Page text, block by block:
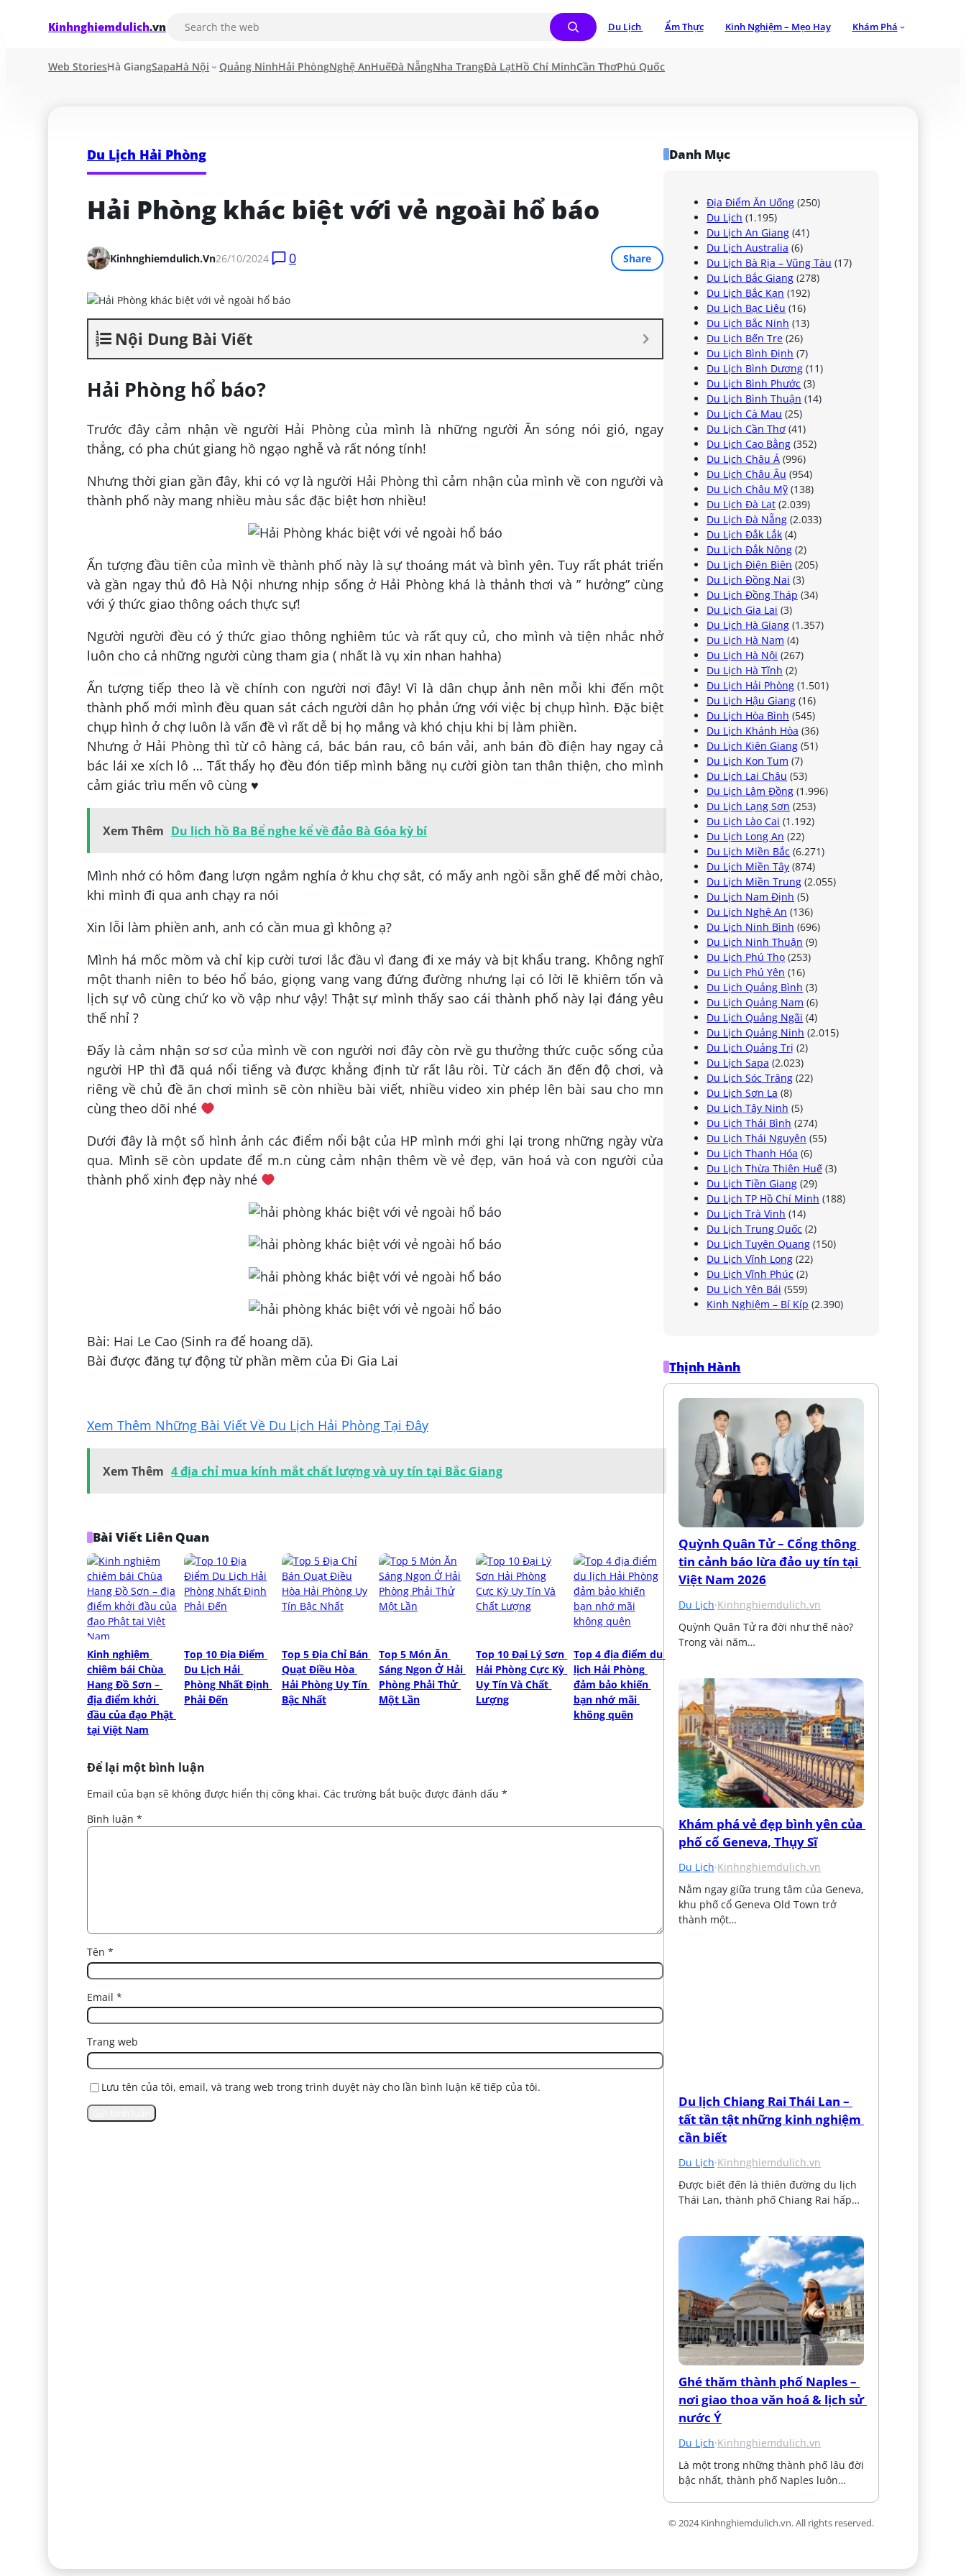
Kinhnghiemdulich.vn Du Lịch Ẩm Thực Kinh Nghiệm – Mẹo Hay Khám Phá
Web StoriesHà GiangSapaHà Nội Quảng NinhHải PhòngNghệ AnHuếĐà NẵngNha TrangĐà LạtHồ Chí MinhCần ThơPhú Quốc
Du Lịch Hải Phòng
Hải Phòng khác biệt với vẻ ngoài hổ báo
Kinhnghiemdulich.vn26/10/2024 0 Share
Nội Dung Bài Viết
Hải Phòng hổ báo?
Trước đây cảm nhận về người Hải Phòng của mình là những người Ăn sóng nói gió, ngay
thẳng, có pha chút giang hồ ngạo nghễ và rất nóng tính!
Nhưng thời gian gần đây, khi có vợ là người Hải Phòng thì cảm nhận của mình về con người và
thành phố này mang nhiều màu sắc đặc biệt hơn nhiều!
Ấn tượng đầu tiên của mình về thành phố này là sự thoáng mát và bình yên. Tuy rất phát triển
và gần ngay thủ đô Hà Nội nhưng nhịp sống ở Hải Phòng khá là thảnh thơi và ” hưởng” cùng
với ý thức giao thông oách thực sự!
Người người đều có ý thức giao thông nghiêm túc và rất quy củ, cho mình và tiện nhắc nhở
luôn cho cả những người cùng tham gia ( nhất là vụ xin nhan hahha)
Ấn tượng tiếp theo là về chính con người nơi đây! Vì là dân chụp ảnh nên mỗi khi đến một
thành phố mới mình đều quan sát cách người dân họ phản ứng với việc bị chụp hình. Đặc biệt
chụp hình ở chợ luôn là vấn đề vì rất dễ bị họ mắng và khó chịu khi bị làm phiền.
Nhưng ở Hải Phòng thì từ cô hàng cá, bác bán rau, cô bán vải, anh bán đồ điện hay ngay cả
bác lái xe xích lô … Tất thẩy họ đều đón tiếp mình bằng nụ cười giòn tan thân thiện, cho mình
cảm giác trìu mến vô cùng ♥️
Xem Thêm Du lịch hồ Ba Bể nghe kể về đảo Bà Góa kỳ bí
Mình nhớ có hôm đang lượn ngắm nghía ở khu chợ sắt, có mấy anh ngồi sẵn ghế để mời chào,
khi mình đi qua anh chạy ra nói
Xin lỗi làm phiền anh, anh có cần mua gì không ạ?
Mình há mốc mồm và chỉ kịp cười tươi lắc đầu vì đang đi xe máy và bịt khẩu trang. Không nghĩ
một thanh niên to béo hổ báo, giọng vang vang đứng đường nhưng lại có lời lẽ khiêm tốn và
lịch sự vô cùng chứ ko vồ vập như vậy! Thật sự mình thấy sao cái thành phố này lại đáng yêu
thế nhỉ ?
Đấy là cảm nhận sơ sơ của mình về con người nơi đây còn rvề gu thưởng thức cuộc sống của
người HP thì đã quá nổi tiếng và được khẳng định từ rất lâu rồi. Từ cách ăn đến độ chơi, và
riêng về chủ đề ăn chơi mình sẽ còn nhiều bài viết, nhiều video xin phép lên bài sau cho mn
cùng theo dõi nhé
Dưới đây là một số hình ảnh các điểm nổi bật của HP mình mới ghi lại trong những ngày vừa
qua. Mình sẽ còn update để m.n cùng cảm nhận thêm về vẻ đẹp, văn hoá và con người của
thành phố xinh đẹp này nhé
Bài: Hai Le Cao (Sinh ra để hoang dã).
Bài được đăng tự động từ phần mềm của Đi Gia Lai
Xem Thêm Những Bài Viết Về Du Lịch Hải Phòng Tại Đây
Xem Thêm 4 địa chỉ mua kính mắt chất lượng và uy tín tại Bắc Giang
Bài Viết Liên Quan
Kinh nghiệm
chiêm bái Chùa
Hang Đồ Sơn –
địa điểm khởi
đầu của đạo Phật
tại Việt Nam
Top 10 Địa Điểm
Du Lịch Hải
Phòng Nhất Định
Phải Đến
Top 5 Địa Chỉ Bán
Quạt Điều Hòa
Hải Phòng Uy Tín
Bậc Nhất
Top 5 Món Ăn
Sáng Ngon Ở Hải
Phòng Phải Thử
Một Lần
Top 10 Đại Lý Sơn
Hải Phòng Cực Kỳ
Uy Tín Và Chất
Lượng
Top 4 địa điểm du
lịch Hải Phòng
đảm bảo khiến
bạn nhớ mãi
không quên
Để lại một bình luận
Email của bạn sẽ không được hiển thị công khai. Các trường bắt buộc được đánh dấu *
Bình luận *
Tên *
Email *
Trang web
Lưu tên của tôi, email, và trang web trong trình duyệt này cho lần bình luận kế tiếp của tôi.
Danh Mục
Địa Điểm Ăn Uống (250)
Du Lịch (1.195)
Du Lịch An Giang (41)
Du Lịch Australia (6)
Du Lịch Bà Rịa – Vũng Tàu (17)
Du Lịch Bắc Giang (278)
Du Lịch Bắc Kạn (192)
Du Lịch Bạc Liêu (16)
Du Lịch Bắc Ninh (13)
Du Lịch Bến Tre (26)
Du Lịch Bình Định (7)
Du Lịch Bình Dương (11)
Du Lịch Bình Phước (3)
Du Lịch Bình Thuận (14)
Du Lịch Cà Mau (25)
Du Lịch Cần Thơ (41)
Du Lịch Cao Bằng (352)
Du Lịch Châu Á (996)
Du Lịch Châu Âu (954)
Du Lịch Châu Mỹ (138)
Du Lịch Đà Lạt (2.039)
Du Lịch Đà Nẵng (2.033)
Du Lịch Đắk Lắk (4)
Du Lịch Đắk Nông (2)
Du Lịch Điện Biên (205)
Du Lịch Đồng Nai (3)
Du Lịch Đồng Tháp (34)
Du Lịch Gia Lai (3)
Du Lịch Hà Giang (1.357)
Du Lịch Hà Nam (4)
Du Lịch Hà Nội (267)
Du Lịch Hà Tĩnh (2)
Du Lịch Hải Phòng (1.501)
Du Lịch Hậu Giang (16)
Du Lịch Hòa Bình (545)
Du Lịch Khánh Hòa (36)
Du Lịch Kiên Giang (51)
Du Lịch Kon Tum (7)
Du Lịch Lai Châu (53)
Du Lịch Lâm Đồng (1.996)
Du Lịch Lạng Sơn (253)
Du Lịch Lào Cai (1.192)
Du Lịch Long An (22)
Du Lịch Miền Bắc (6.271)
Du Lịch Miền Tây (874)
Du Lịch Miền Trung (2.055)
Du Lịch Nam Định (5)
Du Lịch Nghệ An (136)
Du Lịch Ninh Bình (696)
Du Lịch Ninh Thuận (9)
Du Lịch Phú Thọ (253)
Du Lịch Phú Yên (16)
Du Lịch Quảng Bình (3)
Du Lịch Quảng Nam (6)
Du Lịch Quảng Ngãi (4)
Du Lịch Quảng Ninh (2.015)
Du Lịch Quảng Trị (2)
Du Lịch Sapa (2.023)
Du Lịch Sóc Trăng (22)
Du Lịch Sơn La (8)
Du Lịch Tây Ninh (5)
Du Lịch Thái Bình (274)
Du Lịch Thái Nguyên (55)
Du Lịch Thanh Hóa (6)
Du Lịch Thừa Thiên Huế (3)
Du Lịch Tiền Giang (29)
Du Lịch TP Hồ Chí Minh (188)
Du Lịch Trà Vinh (14)
Du Lịch Trung Quốc (2)
Du Lịch Tuyên Quang (150)
Du Lịch Vĩnh Long (22)
Du Lịch Vĩnh Phúc (2)
Du Lịch Yên Bái (559)
Kinh Nghiệm – Bí Kíp (2.390)
Thịnh Hành
Quỳnh Quân Tử – Cổng thông
tin cảnh báo lừa đảo uy tín tại
Việt Nam 2026
Du Lịch·Kinhnghiemdulich.vn
Quỳnh Quân Tử ra đời như thế nào?
Trong vài năm…
Khám phá vẻ đẹp bình yên của
phố cổ Geneva, Thụy Sĩ
Du Lịch·Kinhnghiemdulich.vn
Nằm ngay giữa trung tâm của Geneva,
khu phố cổ Geneva Old Town trở
thành một…
Du lịch Chiang Rai Thái Lan –
tất tần tật những kinh nghiệm
cần biết
Du Lịch·Kinhnghiemdulich.vn
Được biết đến là thiên đường du lịch
Thái Lan, thành phố Chiang Rai hấp…
Ghé thăm thành phố Naples –
nơi giao thoa văn hoá & lịch sử
nước Ý
Du Lịch·Kinhnghiemdulich.vn
Là một trong những thành phố lâu đời
bậc nhất, thành phố Naples luôn…
© 2024 Kinhnghiemdulich.vn. All rights reserved.